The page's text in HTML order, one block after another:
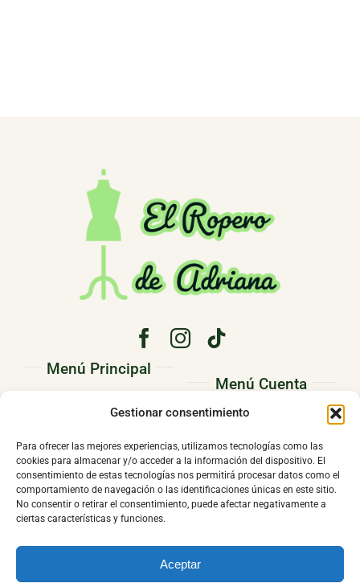
Gestionar consentimiento
Para ofrecer las mejores experiencias, utilizamos tecnologías como las
cookies para almacenar y/o acceder a la información del dispositivo. El
consentimiento de estas tecnologías nos permitirá procesar datos como el
comportamiento de navegación o las identificaciones únicas en este sitio.
No consentir o retirar el consentimiento, puede afectar negativamente a
ciertas características y funciones.
Aceptar
Menú Principal
TIENDA
CONTACTO
Menú Cuenta
Pedidos
Direcciones
Mi cuenta